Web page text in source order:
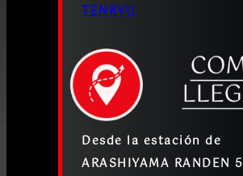
TENRYU
Desde la estación de
ARASHIYAMA RANDEN 5